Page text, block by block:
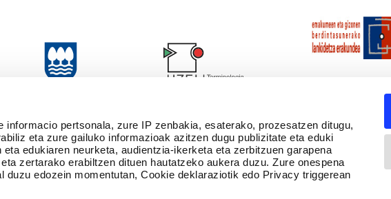
informacio pertsonala, zure IP zenbakia, esaterako, prozesatzen ditugu,
eta zure gailuko informazioak azitzen dugu publizitate eta eduki
edukiaren neurketa, audientzia-ikerketa eta zerbitzuen garapena
zertarako erabiltzen dituen hautatzeko aukera duzu. Zure onespena
duzu edozein momentutan, Cookie deklaraziotik edo Privacy triggerean